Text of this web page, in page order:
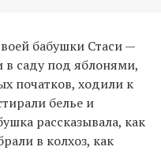
бабушки Стаси —
в саду под яблонями,
початков, ходили к
белье и
рассказывала, как
в колхоз, как